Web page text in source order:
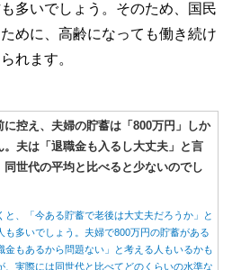
多いでしょう。そのため、国民
めに、高齢になっても働き続け
れます。
に控え、夫婦の貯蓄は「800万円」しか
。夫は「退職金も入るし大丈夫」と言
同世代の平均と比べると少ないのでし
と、「今ある貯蓄で老後は大丈夫だろうか」と
も多いでしょう。夫婦で800万円の貯蓄がある
金もあるから問題ない」と考える人もいるかも
、実際には同世代と比べてどのくらいの水準な